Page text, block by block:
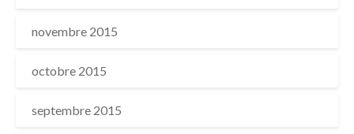
novembre 2015
octobre 2015
septembre 2015